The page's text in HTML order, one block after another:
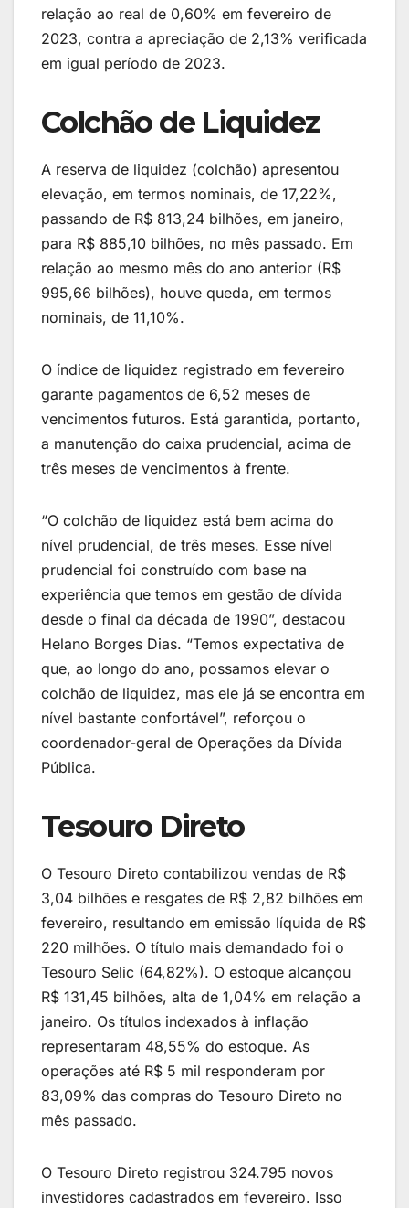
relação ao real de 0,60% em fevereiro de
2023, contra a apreciação de 2,13% verificada
em igual período de 2023.
Colchão de Liquidez
A reserva de liquidez (colchão) apresentou
elevação, em termos nominais, de 17,22%,
passando de R$ 813,24 bilhões, em janeiro,
para R$ 885,10 bilhões, no mês passado. Em
relação ao mesmo mês do ano anterior (R$
995,66 bilhões), houve queda, em termos
nominais, de 11,10%.
O índice de liquidez registrado em fevereiro
garante pagamentos de 6,52 meses de
vencimentos futuros. Está garantida, portanto,
a manutenção do caixa prudencial, acima de
três meses de vencimentos à frente.
“O colchão de liquidez está bem acima do
nível prudencial, de três meses. Esse nível
prudencial foi construído com base na
experiência que temos em gestão de dívida
desde o final da década de 1990”, destacou
Helano Borges Dias. “Temos expectativa de
que, ao longo do ano, possamos elevar o
colchão de liquidez, mas ele já se encontra em
nível bastante confortável”, reforçou o
coordenador-geral de Operações da Dívida
Pública.
Tesouro Direto
O Tesouro Direto contabilizou vendas de R$
3,04 bilhões e resgates de R$ 2,82 bilhões em
fevereiro, resultando em emissão líquida de R$
220 milhões. O título mais demandado foi o
Tesouro Selic (64,82%). O estoque alcançou
R$ 131,45 bilhões, alta de 1,04% em relação a
janeiro. Os títulos indexados à inflação
representaram 48,55% do estoque. As
operações até R$ 5 mil responderam por
83,09% das compras do Tesouro Direto no
mês passado.
O Tesouro Direto registrou 324.795 novos
investidores cadastrados em fevereiro. Isso